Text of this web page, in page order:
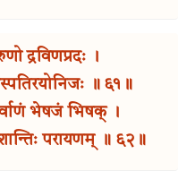
द्रविणप्रदः ।
॥ ६१॥
भेषजं भिषक् ।
परायणम् ॥ ६२॥